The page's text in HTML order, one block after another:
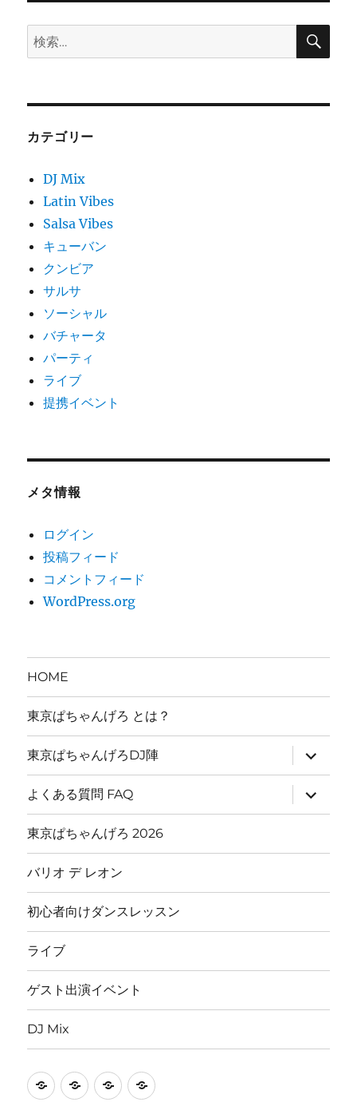
検
索:
検
カテゴリー
DJ Mix
Latin Vibes
Salsa Vibes
キューバン
クンビア
サルサ
ソーシャル
バチャータ
パーティ
ライブ
提携イベント
メタ情報
ログイン
投稿フィード
コメントフィード
WordPress.org
HOME
東京ぱちゃんげろ とは？
東京ぱちゃんげろDJ陣
サ
ブ
メ
ニ
ュ
ー
開
よくある質問 FAQ
サ
ブ
メ
ー
開
東京ぱちゃんげろ 2026
バリオ デ レオン
初心者向けダンスレッスン
ライブ
ゲスト出演イベント
DJ Mix
HOME
東
東
よ